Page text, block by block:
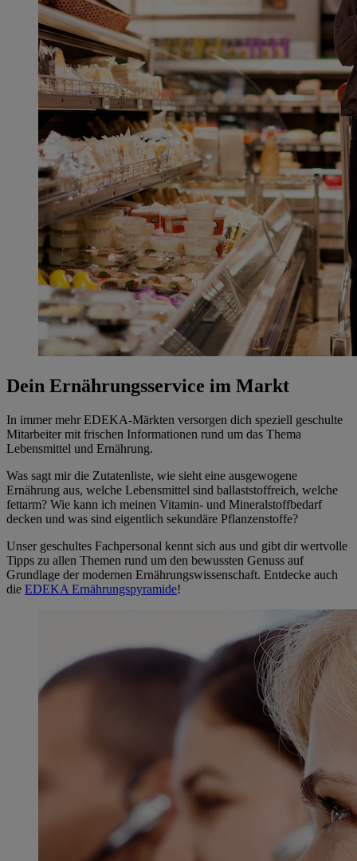
Dein Ernährungsservice im Markt
In immer mehr EDEKA-Märkten versorgen dich speziell geschulte
Mitarbeiter mit frischen Informationen rund um das Thema
Lebensmittel und Ernährung.
Was sagt mir die Zutatenliste, wie sieht eine ausgewogene
Ernährung aus, welche Lebensmittel sind ballaststoffreich, welche
fettarm? Wie kann ich meinen Vitamin- und Mineralstoffbedarf
decken und was sind eigentlich sekundäre Pflanzenstoffe?
Unser geschultes Fachpersonal kennt sich aus und gibt dir wertvolle
Tipps zu allen Themen rund um den bewussten Genuss auf
Grundlage der modernen Ernährungswissenschaft. Entdecke auch
die EDEKA Ernährungspyramide!